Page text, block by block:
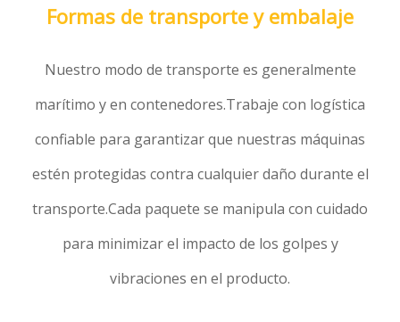
Formas de transporte y embalaje
Nuestro modo de transporte es generalmente
marítimo y en contenedores.Trabaje con logística
confiable para garantizar que nuestras máquinas
estén protegidas contra cualquier daño durante el
transporte.Cada paquete se manipula con cuidado
para minimizar el impacto de los golpes y
vibraciones en el producto.